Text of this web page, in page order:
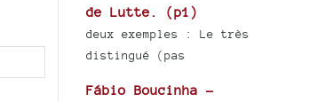
de Lutte. (p1)
deux exemples : Le très
distingué (pas
Fábio Boucinha -